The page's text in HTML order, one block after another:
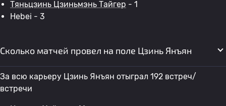
Тяньцзинь Цзиньмэнь Тайгер - 1
Hebei - 3
Сколько матчей провел на поле Цзинь Янъян
За всю карьеру Цзинь Янъян отыграл 192 встреч/
встречи